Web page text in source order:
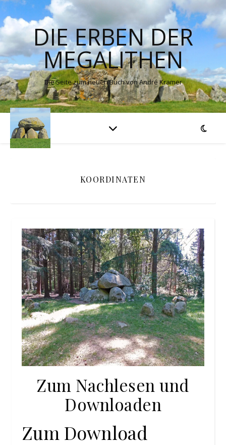
DIE ERBEN DER
MEGALITHEN
Die Seite zum neuen Buch von André Kramer
KOORDINATEN
Zum Nachlesen und
Downloaden
Zum Download